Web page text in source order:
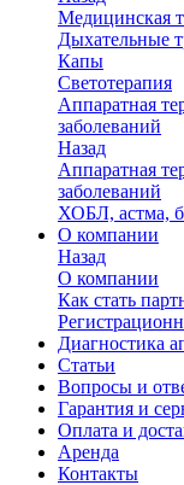
Медицинская
Дыхательные
Капы
Светотерапия
Аппаратная
заболеваний
Назад
Аппаратная
заболеваний
ХОБЛ, астма,
О компании
Назад
О компании
Как стать
Диагностика
Статьи
Вопросы и
Гарантия и
Оплата и
Аренда
Контакты